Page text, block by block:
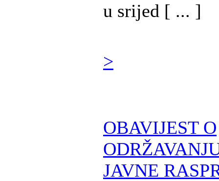
u srijed [ ... ]
>
OBAVIJEST O
JAVNE